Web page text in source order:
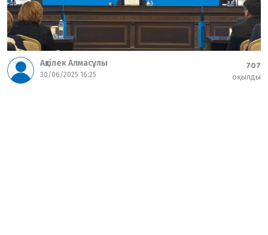
Ақтілек Алмасұлы
30/06/2025 16:25
707
оқылды